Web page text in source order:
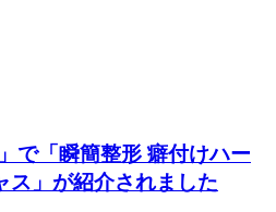
で「瞬簡整形 癖付けハー
ス」が紹介されました